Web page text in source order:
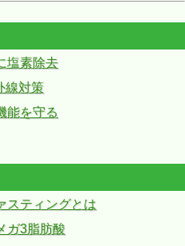
塩素除去
線対策
能を守る
スティングとは
ガ3脂肪酸